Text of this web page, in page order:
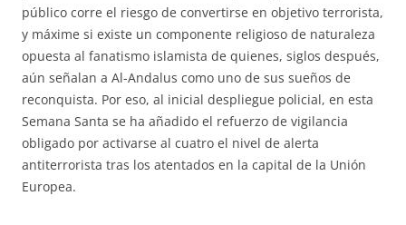
público corre el riesgo de convertirse en objetivo terrorista,
y máxime si existe un componente religioso de naturaleza
opuesta al fanatismo islamista de quienes, siglos después,
aún señalan a Al-Andalus como uno de sus sueños de
reconquista. Por eso, al inicial despliegue policial, en esta
Semana Santa se ha añadido el refuerzo de vigilancia
obligado por activarse al cuatro el nivel de alerta
antiterrorista tras los atentados en la capital de la Unión
Europea.